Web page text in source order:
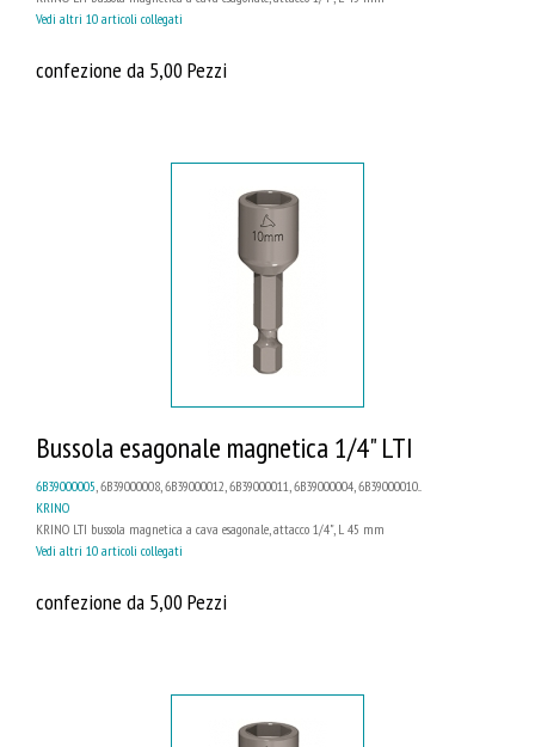
Vedi altri 10 articoli collegati
confezione da 5,00 Pezzi
Bussola esagonale magnetica 1/4" LTI
6B39000005 , 6B39000008, 6B39000012, 6B39000011, 6B39000004, 6B39000010...
KRINO
KRINO LTI bussola magnetica a cava esagonale, attacco 1/4", L 45 mm
Vedi altri 10 articoli collegati
confezione da 5,00 Pezzi